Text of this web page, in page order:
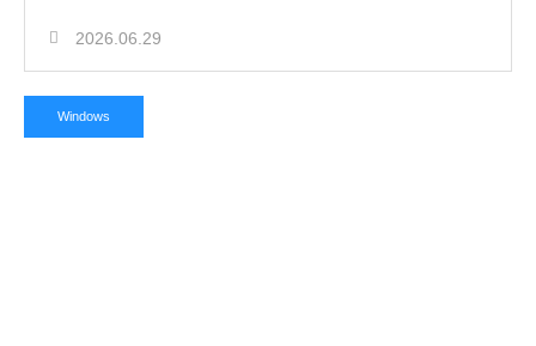
2026.06.29
Windows